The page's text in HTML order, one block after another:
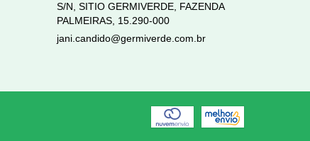
S/N, SITIO GERMIVERDE, FAZENDA
PALMEIRAS, 15.290-000
jani.candido@germiverde.com.br